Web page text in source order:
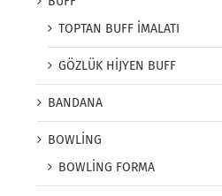
TOPTAN BUFF İMALATI
GÖZLÜK HİJYEN BUFF
BANDANA
BOWLİNG
BOWLİNG FORMA